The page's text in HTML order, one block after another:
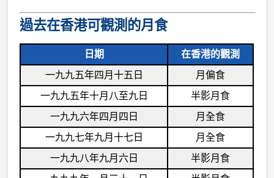
過去在香港可觀測的月食
日期
在香港的觀測
一九九五年四月十五日
月偏食
一九九五年十月八至九日
半影月食
一九九六年四月四日
月全食
一九九七年九月十七日
月全食
一九九八年九月六日
半影月食